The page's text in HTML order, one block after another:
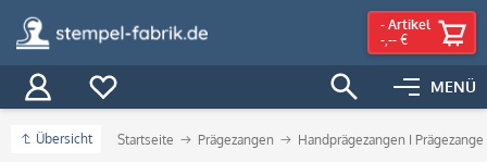
MENÜ
- Artikel
-,-- €
Übersicht Startseite Prägezangen Handprägezangen I Prägezange